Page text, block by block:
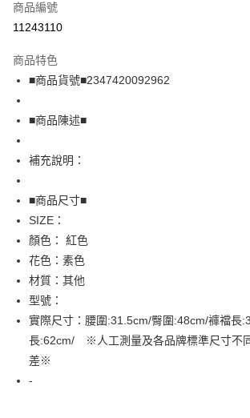
超商取貨付款
Apple Pay
街口支付
全盈+PAY
AFTEE先享後付
相關說明
【關於「AFTEE先享後付」】
AFTEE先享後付是「在收到商品之後才付款」的支付
便利好安心！
１．簡單：不需註冊會員、不需綁卡、不需儲值。
３．安心：先確認商品／服務後，再付款。
【「AFTEE先享後付」結帳流程】
１．於結帳方式選擇「AFTEE先享後付」後，將跳轉
結帳頁面，進行簡訊認證並確認金額後，即可完成結帳
運送方式
全家取貨付款
免運費
免運費
7-11取貨付款
商品編號
11243110
商品特色
■商品貨號■2347420092962
■商品陳述■
補充說明：
■商品尺寸■
SIZE：
顏色： 紅色
花色：素色
材質：其他
型號：
實際尺寸：腰圍:31.5cm/臀圍:48cm/褲襠長
長:62cm/ ※人工測量及各品牌標準尺寸不
差※
-